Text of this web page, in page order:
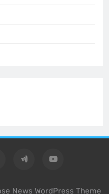
News WordPress Theme